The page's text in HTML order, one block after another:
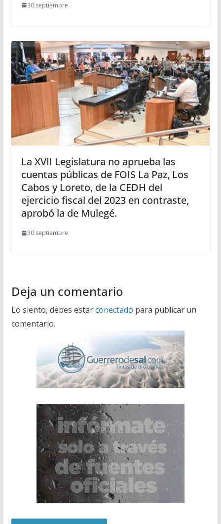
30 septiembre
La XVII Legislatura no aprueba las
cuentas públicas de FOIS La Paz, Los
Cabos y Loreto, de la CEDH del
ejercicio fiscal del 2023 en contraste,
aprobó la de Mulegé.
30 septiembre
Deja un comentario
Lo siento, debes estarconectado para publicar un
comentario.